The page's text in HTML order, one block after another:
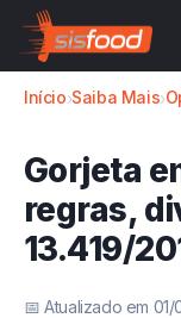
Início›Saiba Mais›
Gorjeta
regras,
13.419/
📅 Atualizado em